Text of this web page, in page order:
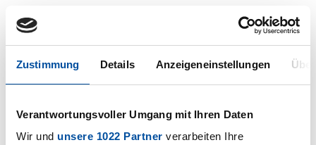
Zustimmung Details Anzeigeneinstellungen
Verantwortungsvoller Umgang mit Ihren Daten
Wir und unsere 1022 Partner verarbeiten Ihre
Downloads
Downloads